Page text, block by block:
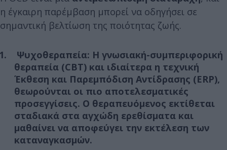
η έγκαιρη παρέμβαση μπορεί να οδηγήσει σε
σημαντική βελτίωση της ποιότητας ζωής.
Ψυχοθεραπεία: Η γνωσιακή-συμπεριφορική
θεραπεία (CBT) και ιδιαίτερα η τεχνική
Έκθεση και Παρεμπόδιση Αντίδρασης (ERP),
θεωρούνται οι πιο αποτελεσματικές
προσεγγίσεις. Ο θεραπευόμενος εκτίθεται
σταδιακά στα αγχώδη ερεθίσματα και
μαθαίνει να αποφεύγει την εκτέλεση των
καταναγκασμών.